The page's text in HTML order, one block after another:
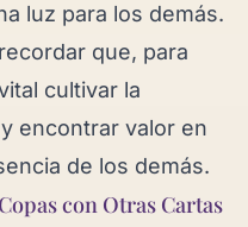
luz para los demás.
que, para
cultivar la
encontrar valor en
de los demás.
con Otras Cartas